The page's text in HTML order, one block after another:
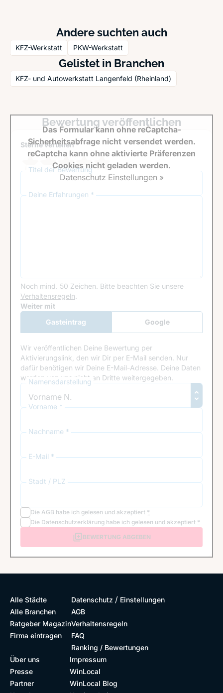
Andere suchten auch
KFZ-Werkstatt PKW-Werkstatt
Gelistet in Branchen
KFZ- und Autowerkstatt Langenfeld (Rheinland)
Bewertung veröffentlichen
Sterne verteilen *
Titel der Bewertung
Deine Erfahrungen *
Noch mind. 50 Zeichen. Bitte beachten Sie unsere
Verhaltensregeln.
Google Recaptcha
Weiter mit
Gasteintrag
Google
Anmeldung
Wir veröffentlichen Deine Bewertung per
Aktivierungslink, den wir Dir per E-Mail senden. Nur
dafür benötigen wir Deine E-Mail-Adresse. Deine Daten
werden von uns nicht an Dritte weitergegeben.
Namensdarstellung
Vorname *
Nachname *
E-Mail *
Stadt / PLZ
Die AGB habe ich gelesen und akzeptiert *
Die Datenschutzerklärung habe ich gelesen und akzeptiert *
BEWERTUNG ABGEBEN
Das Formular kann ohne reCaptcha-
Sicherheitsabfrage nicht versendet werden.
reCaptcha kann ohne aktivierte Präferenzen
Cookies nicht geladen werden.
Datenschutz Einstellungen »
Alle Städte
Alle Branchen
Ratgeber Magazin
Firma eintragen
Datenschutz / Einstellungen
AGB
Verhaltensregeln
FAQ
Ranking / Bewertungen
Über uns
Presse
Partner
Impressum
WinLocal
WinLocal Blog